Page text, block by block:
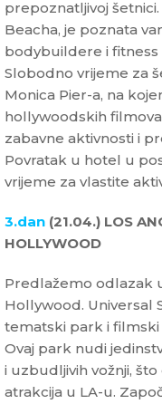
prepoznatljivoj
Beacha, je poznata
bodybuildere i fitness
Slobodno vrijeme za
Monica Pier-a, na
hollywoodskih
zabavne aktivnosti i
Povratak u hotel u
vrijeme za vlastite
3.dan (21.04.) LOS
HOLLYWOOD
Predlažemo odlazak
Hollywood. Universal
tematski park i
Ovaj park nudi
i uzbudljivih vožnji,
atrakcija u LA-u.